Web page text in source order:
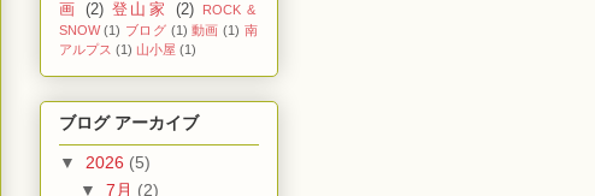
画
(2) 登山家 (2)
ROCK &
SNOW (1) ブログ (1) 動画 (1) 南
アルプス (1) 山小屋 (1)
ブログ アーカイブ
▼ 2026 (5)
▼ 7月 (2)